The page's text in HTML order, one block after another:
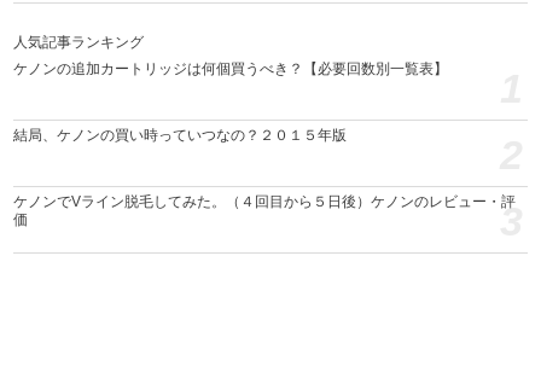
人気記事ランキング
ケノンの追加カートリッジは何個買うべき？【必要回数別一覧表】
結局、ケノンの買い時っていつなの？２０１５年版
ケノンでVライン脱毛してみた。（４回目から５日後）ケノンのレビュー・評
価
3